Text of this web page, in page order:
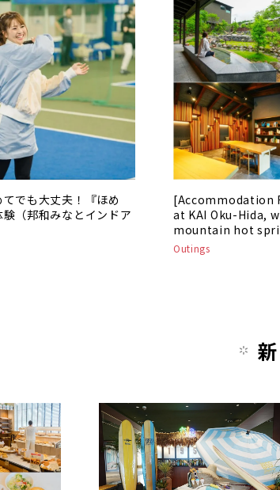
てでも大丈夫！『ほめ
（邦和みなとインドア
[Accommodation
at KAI Oku-Hida,
mountain hot
culture
Outings